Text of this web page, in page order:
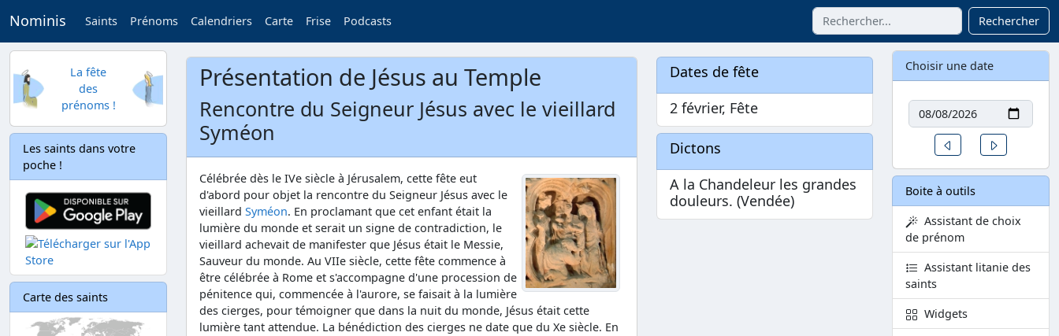
Nominis Saints Prénoms Calendriers Carte Frise Podcasts Rechercher
La fête
des
prénoms !
Les saints dans votre
poche !
Carte des saints
Présentation de Jésus au Temple
Rencontre du Seigneur Jésus avec le vieillard
Syméon
Célébrée dès le IVe siècle à Jérusalem, cette fête eut
d'abord pour objet la rencontre du Seigneur Jésus avec le
vieillard Syméon. En proclamant que cet enfant était la
lumière du monde et serait un signe de contradiction, le
vieillard achevait de manifester que Jésus était le Messie,
Sauveur du monde. Au VIIe siècle, cette fête commence à
être célébrée à Rome et s'accompagne d'une procession de
pénitence qui, commencée à l'aurore, se faisait à la lumière
des cierges, pour témoigner que dans la nuit du monde, Jésus était cette
lumière tant attendue. La bénédiction des cierges ne date que du Xe siècle. En
Dates de fête
2 février, Fête
Dictons
A la Chandeleur les grandes
douleurs. (Vendée)
Choisir une date
Date
Un jour avant
Boite à outils
Assistant de choix
de prénom
Assistant litanie des
saints
Widgets